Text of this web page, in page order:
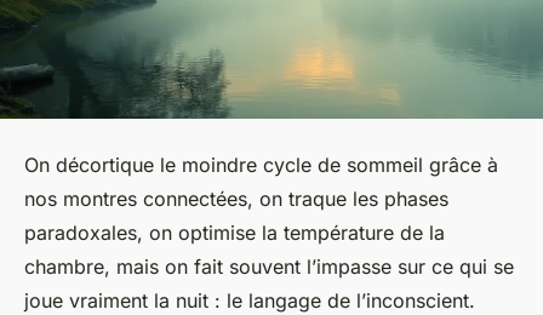
On décortique le moindre cycle de sommeil grâce à
nos montres connectées, on traque les phases
paradoxales, on optimise la température de la
chambre, mais on fait souvent l’impasse sur ce qui se
joue vraiment la nuit : le langage de l’inconscient.